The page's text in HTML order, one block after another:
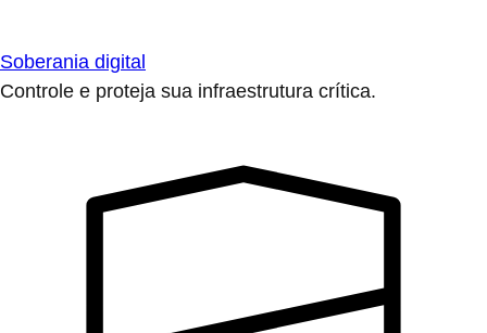
Soberania digital
Controle e proteja sua infraestrutura crítica.